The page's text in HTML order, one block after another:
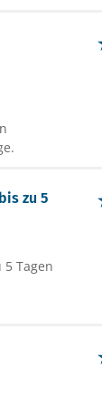
zu 5
Tagen